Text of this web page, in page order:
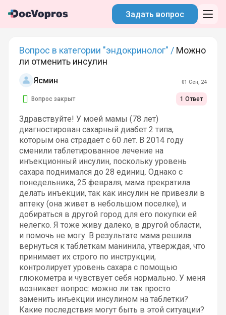
Задать вопрос
Вопрос в категории "эндокринолог" / Можно
ли отменить инсулин
Ясмин 01 Сен, 24
Вопрос закрыт 1 Ответ
Здравствуйте! У моей мамы (78 лет)
диагностирован сахарный диабет 2 типа,
которым она страдает с 60 лет. В 2014 году
сменили таблетированное лечение на
инъекционный инсулин, поскольку уровень
сахара поднимался до 28 единиц. Однако с
понедельника, 25 февраля, мама прекратила
делать инъекции, так как инсулин не привезли в
аптеку (она живет в небольшом поселке), и
добираться в другой город для его покупки ей
нелегко. Я тоже живу далеко, в другой области,
и помочь не могу. В результате мама решила
вернуться к таблеткам манинила, утверждая, что
принимает их строго по инструкции,
контролирует уровень сахара с помощью
глюкометра и чувствует себя нормально. У меня
возникает вопрос: можно ли так просто
заменить инъекции инсулином на таблетки?
Какие последствия могут быть в этой ситуации?